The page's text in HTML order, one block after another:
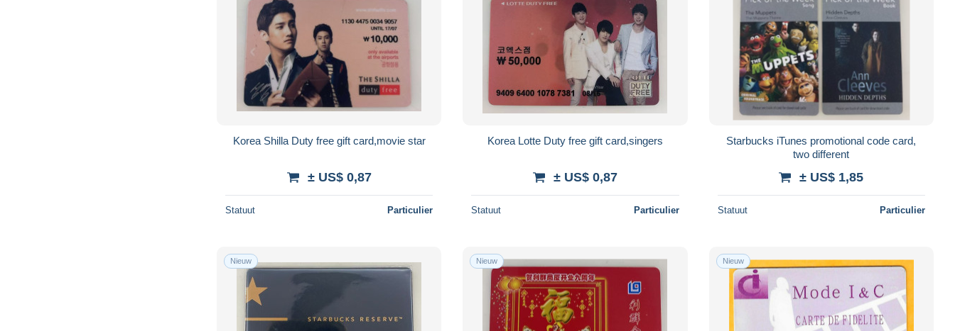
Korea Shilla Duty free gift card,movie star
± US$ 0,87
Statuut Particulier
Korea Lotte Duty free gift card,singers
± US$ 0,87
Statuut Particulier
Starbucks iTunes promotional code card,
two different
± US$ 1,85
Statuut Particulier
Nieuw Nieuw Nieuw